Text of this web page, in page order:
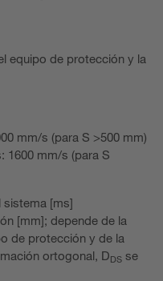
equipo de protección y la
mm/s (para S >500 mm)
1600 mm/s (para S
sistema [ms]
[mm]; depende de la
de protección y de la
ortogonal, DDS se